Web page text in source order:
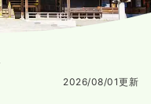
2026/08/01更新